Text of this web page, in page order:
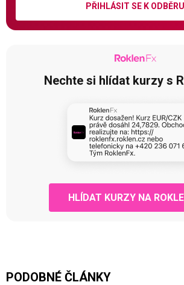
PŘIHLÁSIT SE K ODBĚRU
Nechte si hlídat kurzy s
HLÍDAT KURZY NA
PODOBNÉ ČLÁNKY